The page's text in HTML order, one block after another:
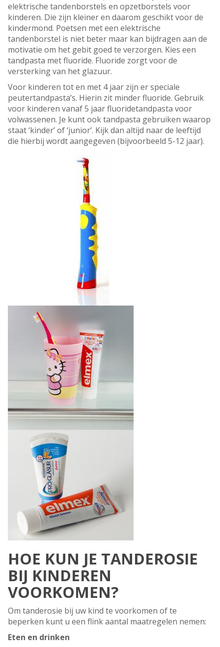
elektrische tandenborstels en opzetborstels voor
kinderen. Die zijn kleiner en daarom geschikt voor de
kindermond. Poetsen met een elektrische
tandenborstel is niet beter maar kan bijdragen aan de
motivatie om het gebit goed te verzorgen. Kies een
tandpasta met fluoride. Fluoride zorgt voor de
versterking van het glazuur.
Voor kinderen tot en met 4 jaar zijn er speciale
peutertandpasta’s. Hierin zit minder fluoride. Gebruik
voor kinderen vanaf 5 jaar fluoridetandpasta voor
volwassenen. Je kunt ook tandpasta gebruiken waarop
staat ‘kinder’ of ‘junior’. Kijk dan altijd naar de leeftijd
die hierbij wordt aangegeven (bijvoorbeeld 5-12 jaar).
HOE KUN JE TANDEROSIE
BIJ KINDEREN
VOORKOMEN?
Om tanderosie bij uw kind te voorkomen of te
beperken kunt u een flink aantal maatregelen nemen:
Eten en drinken